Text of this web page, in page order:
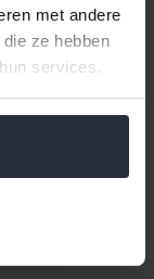
met andere
ze hebben
services.
van een review